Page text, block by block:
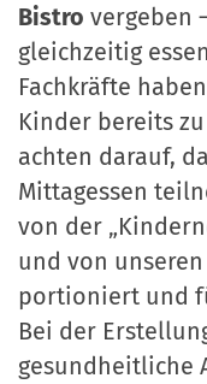
Bistro vergeben
gleichzeitig
Fachkräfte
Kinder bereits
achten darauf,
Mittagessen
von der
und von
portioniert und
Bei der
gesundheitliche